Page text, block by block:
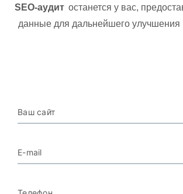
SEO-аудит останется у вас,
данные для дальнейшего улучшения
Ваш сайт
E-mail